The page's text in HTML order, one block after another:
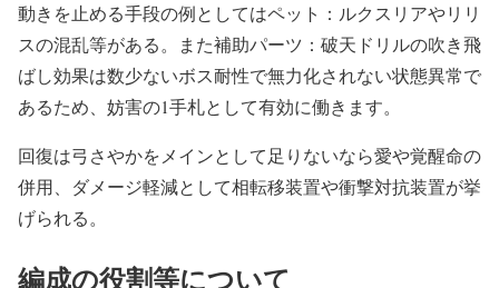
動きを止める手段の例としてはペット：ルクスリアやリリ
スの混乱等がある。また補助パーツ：破天ドリルの吹き飛
ばし効果は数少ないボス耐性で無力化されない状態異常で
あるため、妨害の1手札として有効に働きます。
回復は弓さやかをメインとして足りないなら愛や覚醒命の
併用、ダメージ軽減として相転移装置や衝撃対抗装置が挙
げられる。
編成の役割等について